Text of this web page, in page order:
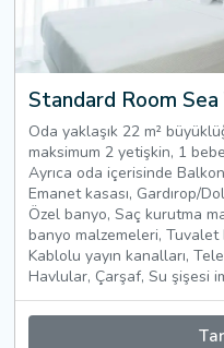
Standard Room
Oda yaklaşık 22 m²
maksimum 2 yetişkin, 1
Ayrıca oda içerisinde
Emanet kasası, Gardırop/
Özel banyo, Saç kurutma
banyo malzemeleri, Tuvalet
Kablolu yayın kanalları,
Havlular, Çarşaf, Su şişesi